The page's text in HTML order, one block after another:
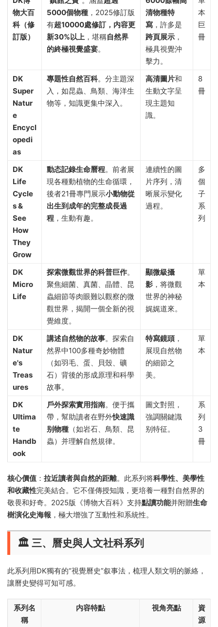
物大百
科（修
訂版）
5000個物種 ，2025修訂版
有超10000處修訂，内容更
新30%以上 ，堪稱自然界
的終極視覺盛宴。
清物種特
寫 ，許多是
跨頁展示 ，
極具視覺沖
擊力。
本
巨
冊
DK
Super
Natur
e
Encycl
opedi
as
專題性自然百科。分主題深
入，如昆蟲、鳥類、海洋生
物等，知識更集中深入。
高清圖片和
生動文字呈
現主題知
識。
8
冊
DK
Life
Cycle
s &
See
How
They
Grow
動态記錄生命曆程。前者展
現各種動植物的生命循環，
後者21冊專門展示小動物從
出生到成年的完整成長過
程 ，生動有趣。
連續性的圖
片序列，清
晰展示變化
過程。
多
個
子
系
列
DK
Micro
Life
探索微觀世界的科普巨作。
聚焦細菌、真菌、晶體、昆
蟲細節等肉眼難以觀察的微
觀世界，揭開一個全新的視
覺維度。
顯微級攝
影 ，将微觀
世界的神秘
娓娓道來。
單
本
DK
Natur
e's
Treas
ures
講述自然物的故事。探索自
然界中100多種奇妙物體
（如羽毛、蛋、貝殼、礦
石）背後的形成原理和科學
故事。
特寫鏡頭 ，
展現自然物
的細節之
美。
單
本
DK
Ultima
te
Handb
ook
戶外探索實用指南。便于攜
帶，幫助讀者在野外快速識
别物種 （如岩石、鳥類、昆
蟲）并理解自然規律。
圖文對照，
強調關鍵識
别特征。
系
列
3
冊
核心價值 ： 拉近讀者與自然的距離。此系列将科學性、美學性
和收藏性完美結合。它不僅傳授知識，更培養一種對自然界的
敬畏和好奇。2025版《博物大百科》支持點讀功能并附贈生命
樹演化史海報 ，極大增強了互動性和系統性。
🏛️ 三、曆史與人文社科系列
此系列用DK獨有的“視覺曆史”叙事法，梳理人類文明的脈絡，
讓曆史變得可知可感。
系列名
稱
内容特點 視角亮點
資
源